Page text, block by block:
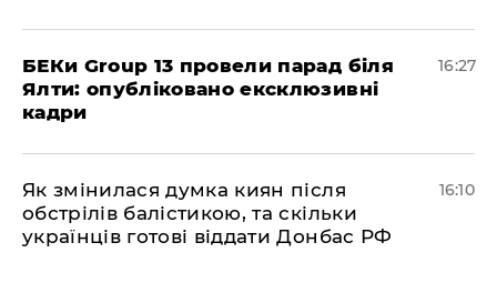
БЕКи Group 13 провели парад біля
Ялти: опубліковано ексклюзивні
кадри
16:27
Як змінилася думка киян після
обстрілів балістикою, та скільки
українців готові віддати Донбас РФ
16:10